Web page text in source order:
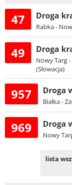
47 Droga
Rabka -
49 Droga
Nowy Targ
(Słowacja)
957 Droga
Białka -
969 Droga
Nowy
lista